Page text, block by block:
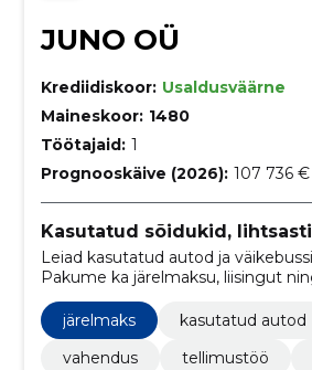
JUNO OÜ
Krediidiskoor: Usaldusväärne
Maineskoor: 1480
Töötajaid: 1
Prognooskäive (2026): 107 736 €
Kasutatud sõidukid,
Leiad kasutatud autod ja
Pakume ka järelmaksu, liisingut
ja müügiga seotud teenuseid.
järelmaks
kasutatud autod
vahendus
tellimustöö